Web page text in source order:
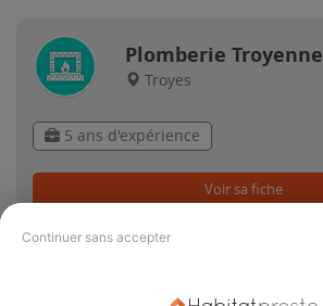
Continuer sans accepter
Plomberie Troyenne
Troyes
5 ans d'expérience
Voir sa fiche